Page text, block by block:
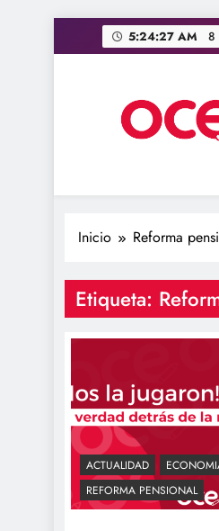
al
5:24:27 AM 8
OCE
Inicio Reforma
Etiqueta:
ACTUALIDAD
REFORMA PENSIONAL